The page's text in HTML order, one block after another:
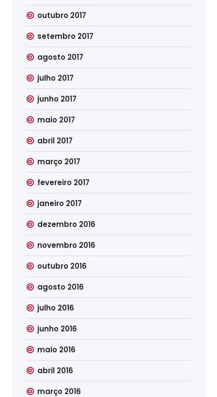
outubro 2017
setembro 2017
agosto 2017
julho 2017
junho 2017
maio 2017
abril 2017
março 2017
fevereiro 2017
janeiro 2017
dezembro 2016
novembro 2016
outubro 2016
agosto 2016
julho 2016
junho 2016
maio 2016
abril 2016
março 2016